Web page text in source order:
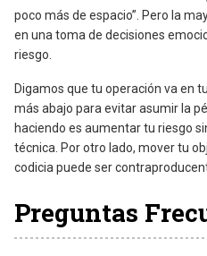
poco más de espacio”. Pero la
en una toma de decisiones
riesgo.
Digamos que tu operación va en
más abajo para evitar asumir la
haciendo es aumentar tu riesgo
técnica. Por otro lado, mover tu
codicia puede ser
Preguntas